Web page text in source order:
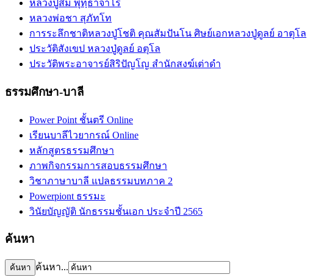
หลวงปู่สิม พุทฺธาจาโร
หลวงพ่อชา สุภัทโท
การระลึกชาติหลวงปู่โชติ คุณสัมปันโน ศิษย์เอกหลวงปู่ดูลย์ อาตุโล
ประวัติสังเขป หลวงปู่ดูลย์ อตุโล
ประวัติ​พระ​อาจารย์​สิริ​ปัญโญ​ สำนัก​สงฆ์​เต่าดำ​
ธรรมศึกษา-บาลี
Power Point ชั้นตรี Online
เรียนบาลีไวยากรณ์ Online
หลักสูตรธรรมศึกษา
ภาพกิจกรรมการสอบธรรมศึกษา
วิชาภาษาบาลี แปลธรรมบทภาค 2
Powerpiont ธรรมะ
วินัยบัญญัติ นักธรรมชั้นเอก ประจำปี 2565
ค้นหา
ค้นหา...